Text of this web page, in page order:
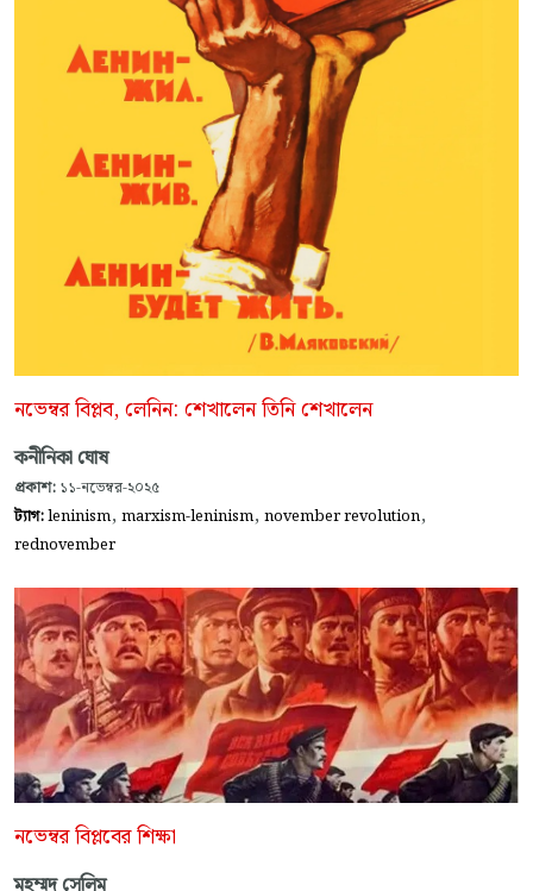
নভেম্বর বিপ্লব, লেনিন: শেখালেন তিনি শেখালেন
কনীনিকা ঘোষ
প্রকাশ: ১১-নভেম্বর-২০২৫
ট্যাগ:leninism, marxism-leninism, november revolution,
rednovember
নভেম্বর বিপ্লবের শিক্ষা